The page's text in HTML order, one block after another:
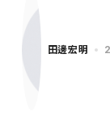
田邊宏明